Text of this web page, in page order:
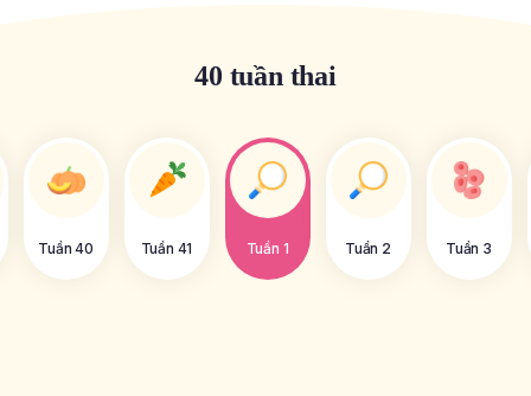
40 tuần thai
Tuần 40 Tuần 41 Tuần 1 Tuần 2 Tuần 3